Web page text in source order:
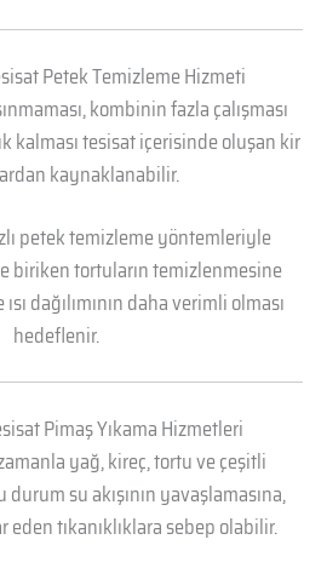
Petek Temizleme Hizmeti
kombinin fazla çalışması
kalması tesisat içerisinde oluşan kir
kaynaklanabilir.
petek temizleme yöntemleriyle
biriken tortuların temizlenmesine
dağılımının daha verimli olması
hedeflenir.
Pimaş Yıkama Hizmetleri
yağ, kireç, tortu ve çeşitli
su akışının yavaşlamasına,
tıkanıklıklara sebep olabilir.